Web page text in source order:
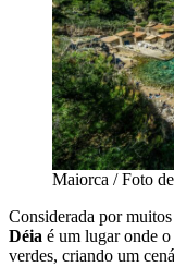
Maiorca / Foto
Considerada por muitos
Déia é um lugar onde
verdes, criando um